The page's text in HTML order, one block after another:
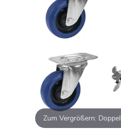
Zum Vergrößern: